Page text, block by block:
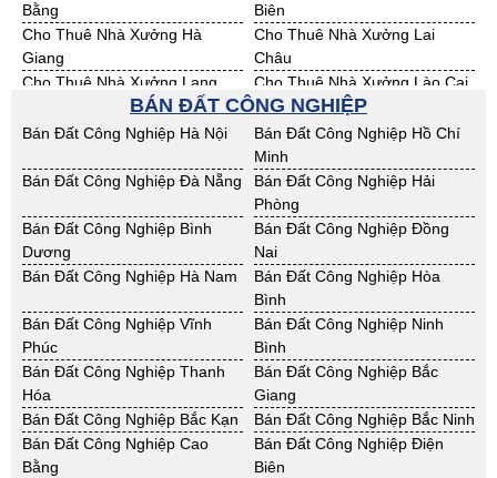
Bằng
Biên
Cho Thuê Nhà Xưởng Hà
Giang
Cho Thuê Nhà Xưởng Lai
Châu
Cho Thuê Nhà Xưởng Lạng
Cho Thuê Nhà Xưởng Lào Cai
Cho Thuê Nhà Xưởng Nam
Cho Thuê Nhà Xưởng Phú Thọ
Cho Thuê Nhà Xưởng Sơn La
Cho Thuê Nhà Xưởng Thái
Bình
Cho Thuê Nhà Xưởng Thái
Nguyên
Cho Thuê Nhà Xưởng Tuyên
Quang
Cho Thuê Nhà Xưởng Yên Bái
Cho Thuê Nhà Xưởng Thừa T.
Huế
Cho Thuê Nhà Xưởng Khánh
Hoà
Cho Thuê Nhà Xưởng Lâm
Đồng
Cho Thuê Nhà Xưởng Bình
Định
Cho Thuê Nhà Xưởng Bình
Thuận
Cho Thuê Nhà Xưởng Đăk
Nông
Cho Thuê Nhà Xưởng ĐắkLắk
Cho Thuê Nhà Xưởng Gia Lai
Cho Thuê Nhà Xưởng Hà Tĩnh
BÁN ĐẤT CÔNG NGHIỆP
Bán Đất Công Nghiệp Hà Nội
Bán Đất Công Nghiệp Hồ Chí
Minh
Bán Đất Công Nghiệp Đà Nẵng
Bán Đất Công Nghiệp Hải
Phòng
Bán Đất Công Nghiệp Bình
Dương
Bán Đất Công Nghiệp Đồng
Nai
Bán Đất Công Nghiệp Hà Nam
Bán Đất Công Nghiệp Hòa
Bình
Bán Đất Công Nghiệp Vĩnh
Phúc
Bán Đất Công Nghiệp Ninh
Bình
Bán Đất Công Nghiệp Thanh
Hóa
Bán Đất Công Nghiệp Bắc
Giang
Bán Đất Công Nghiệp Bắc Kạn
Bán Đất Công Nghiệp Bắc Ninh
Bán Đất Công Nghiệp Cao
Bằng
Bán Đất Công Nghiệp Điện
Biên